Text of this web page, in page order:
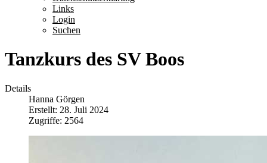
Links
Login
Suchen
Tanzkurs des SV Boos
Details
Hanna Görgen
Erstellt: 28. Juli 2024
Zugriffe: 2564